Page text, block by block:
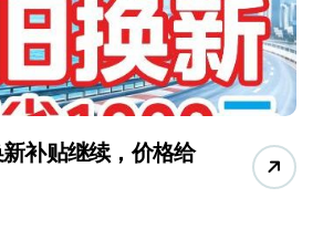
补贴继续，价格给